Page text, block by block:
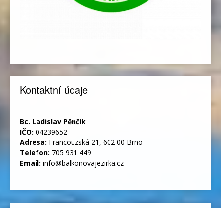
Kontaktní údaje
Bc. Ladislav Pěnčík
IČO: 04239652
Adresa: Francouzská 21, 602 00 Brno
Telefon: 705 931 449
Email: info@balkonovajezirka.cz